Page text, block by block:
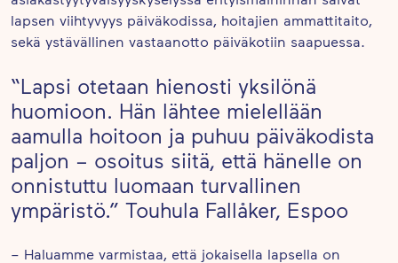
lapsen viihtyvyys päiväkodissa, hoitajien ammattitaito,
sekä ystävällinen vastaanotto päiväkotiin saapuessa.
“Lapsi otetaan hienosti yksilönä
huomioon. Hän lähtee mielellään
aamulla hoitoon ja puhuu päiväkodista
paljon – osoitus siitä, että hänelle on
onnistuttu luomaan turvallinen
ympäristö.” Touhula Fallåker, Espoo
– Haluamme varmistaa, että jokaisella lapsella on